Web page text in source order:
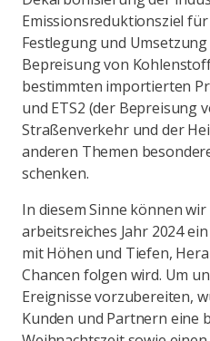
Emissionsreduktionsziel
Festlegung und
Bepreisung von
bestimmten importierten
und ETS2 (der Bepreisung
Straßenverkehr und der
anderen Themen
schenken.
In diesem Sinne können
arbeitsreiches Jahr 2024
mit Höhen und Tiefen,
Chancen folgen wird. Um
Ereignisse vorzubereiten,
Kunden und Partnern eine